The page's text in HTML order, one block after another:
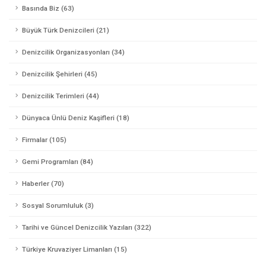
Basında Biz (63)
Büyük Türk Denizcileri (21)
Denizcilik Organizasyonları (34)
Denizcilik Şehirleri (45)
Denizcilik Terimleri (44)
Dünyaca Ünlü Deniz Kaşifleri (18)
Firmalar (105)
Gemi Programları (84)
Haberler (70)
Sosyal Sorumluluk (3)
Tarihi ve Güncel Denizcilik Yazıları (322)
Türkiye Kruvaziyer Limanları (15)